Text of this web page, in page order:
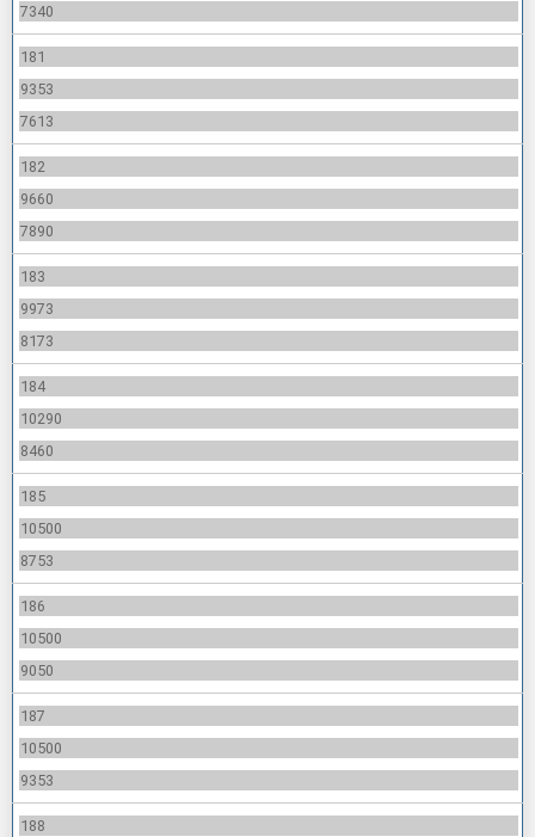
7340
181
9353
7613
182
9660
7890
183
9973
8173
184
10290
8460
185
10500
8753
186
10500
9050
187
10500
9353
188